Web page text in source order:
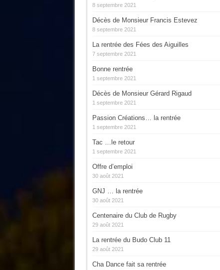
8 septembre 2021
Décès de Monsieur Francis Estevez
8 septembre 2021
La rentrée des Fées des Aiguilles
7 septembre 2021
Bonne rentrée
1 septembre 2021
Décès de Monsieur Gérard Rigaud
1 septembre 2021
Passion Créations… la rentrée
1 septembre 2021
Tac …le retour
1 septembre 2021
Offre d’emploi
30 août 2021
GNJ … la rentrée
30 août 2021
Centenaire du Club de Rugby
29 août 2021
La rentrée du Budo Club 11
29 août 2021
Cha Dance fait sa rentrée